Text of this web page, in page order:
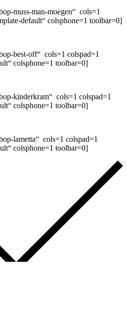
muss-man-moegen“ cols=1
default“ colsphone=1 toolbar=0]
best-off“ cols=1 colspad=1
colsphone=1 toolbar=0]
kinderkram“ cols=1 colspad=1
colsphone=1 toolbar=0]
lametta“ cols=1 colspad=1
colsphone=1 toolbar=0]